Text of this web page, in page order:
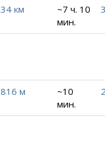
34 км
~7 ч. 10
мин.
816 м
~10
мин.